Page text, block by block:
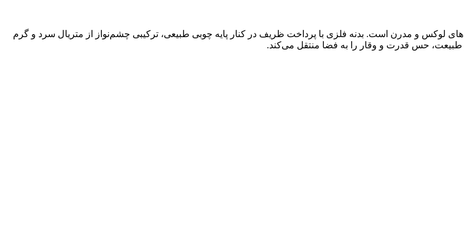
لوکس و مدرن است. بدنه فلزی با پرداخت ظریف در کنار پایه چوبی طبیعی، ترکیبی چشم‌نواز از متریال سرد و گرم
طبیعت، حس قدرت و وقار را به فضا منتقل می‌کند.